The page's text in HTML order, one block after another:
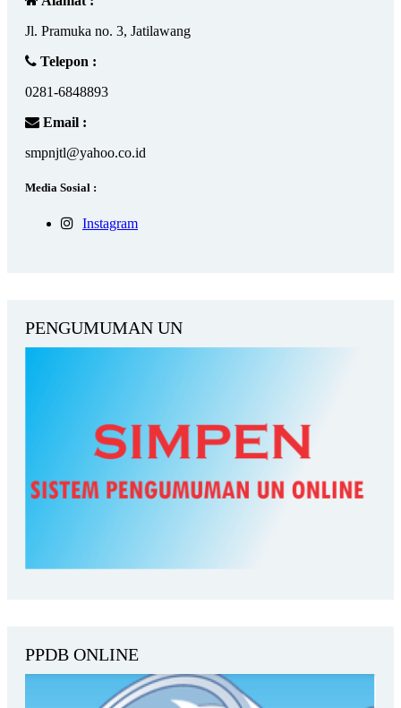
Jl. Pramuka no. 3, Jatilawang
Telepon :
0281-6848893
Email :
smpnjtl@yahoo.co.id
Media Sosial :
Instagram
PENGUMUMAN UN
PPDB ONLINE